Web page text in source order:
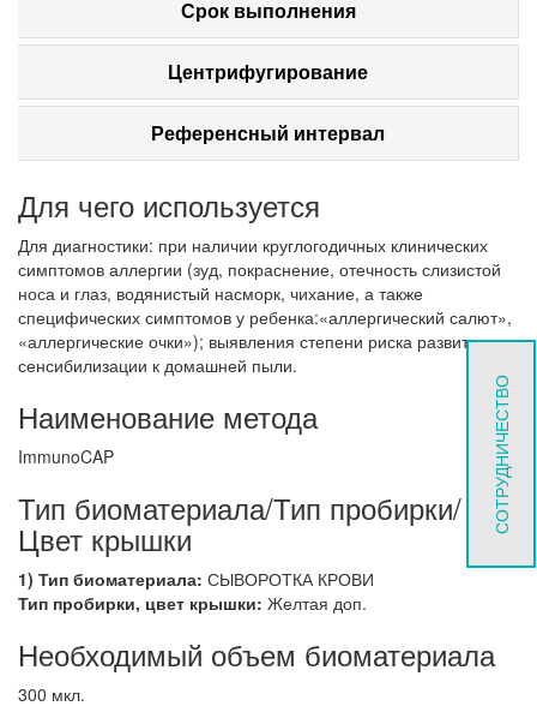
Срок выполнения
Центрифугирование
Референсный интервал
Для чего используется
Для диагностики: при наличии круглогодичных клинических
симптомов аллергии (зуд, покраснение, отечность слизистой
носа и глаз, водянистый насморк, чихание, а также
специфических симптомов у ребенка:«аллергический салют»,
«аллергические очки»); выявления степени риска развития
сенсибилизации к домашней пыли.
Наименование метода
ImmunoCAP
Тип биоматериала/Тип пробирки/
Цвет крышки
1) Тип биоматериала: СЫВОРОТКА КРОВИ
Тип пробирки, цвет крышки: Желтая доп.
Необходимый объем биоматериала
300 мкл.
СОТРУДНИЧЕСТВО